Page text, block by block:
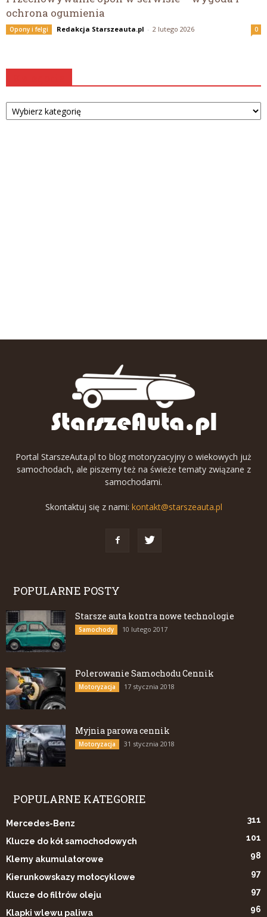
ochrona ogumienia
Opony i felgi Redakcja Starszeauta.pl - 2 lutego 2026 0
Kategorie
Portal StarszeAuta.pl to blog motoryzacyjny o wiekowych już
samochodach, ale piszemy też na świeże tematy związane z
samochodami.
Skontaktuj się z nami: kontakt@starszeauta.pl
POPULARNE POSTY
Starsze auta kontra nowe technologie
Samochody 10 lutego 2017
Polerowanie Samochodu Cennik
Motoryzacja 17 stycznia 2018
Myjnia parowa cennik
Motoryzacja 31 stycznia 2018
POPULARNE KATEGORIE
Mercedes-Benz 311
Klucze do kół samochodowych 101
Klemy akumulatorowe 98
Kierunkowskazy motocyklowe 97
Klucze do filtrów oleju 97
Klapki wlewu paliwa 96